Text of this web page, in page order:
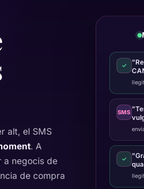
alt, el SMS
. A
a negocis de
de compra
✓
SMS
✓